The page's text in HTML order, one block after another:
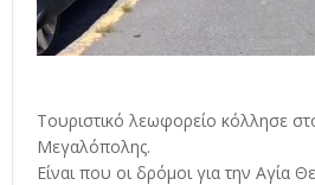
Τουριστικό λεωφορείο κόλλησε
Μεγαλόπολης.
Είναι που οι δρόμοι για την Αγία